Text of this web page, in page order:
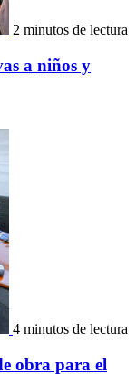
2 minutos de lectura
a niños y
4 minutos de lectura
obra para el